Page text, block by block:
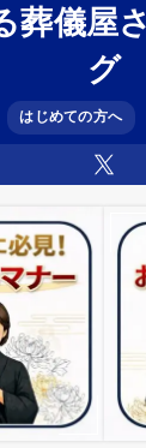
葬儀屋
グ
はじめての方へ